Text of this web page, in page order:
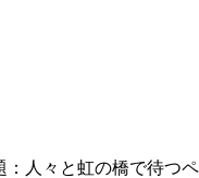
：人々と虹の橋で待